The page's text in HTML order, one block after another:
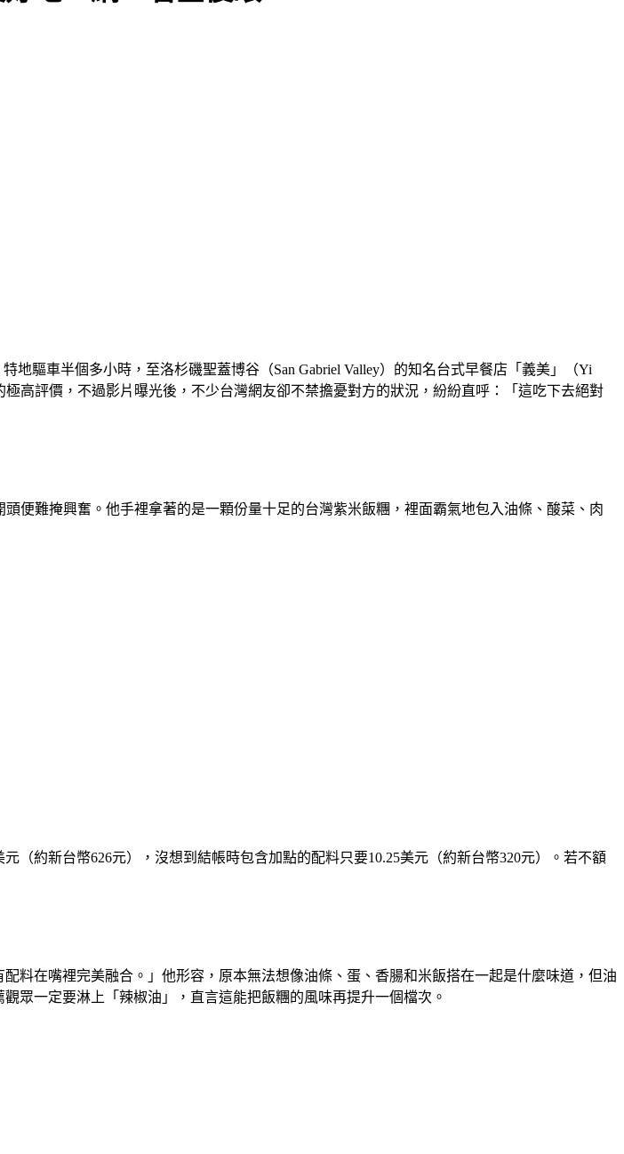
驅車半個多小時，至洛杉磯聖蓋博谷（San Gabriel Valley）的知名台式早餐店「義美」（Yi
高評價，不過影片曝光後，不少台灣網友卻不禁擔憂對方的狀況，紛紛直呼：「這吃下去絕對
頭便難掩興奮。他手裡拿著的是一顆份量十足的台灣紫米飯糰，裡面霸氣地包入油條、酸菜、肉
約新台幣626元），沒想到結帳時包含加點的配料只要10.25美元（約新台幣320元）。若不額
料在嘴裡完美融合。」他形容，原本無法想像油條、蛋、香腸和米飯搭在一起是什麼味道，但油
眾一定要淋上「辣椒油」，直言這能把飯糰的風味再提升一個檔次。